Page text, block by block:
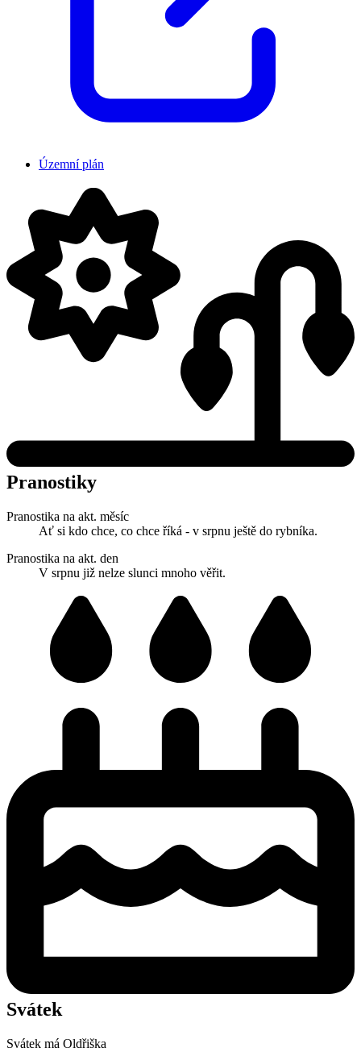
Územní plán
Pranostiky
Pranostika na akt. měsíc
Ať si kdo chce, co chce říká - v srpnu ještě do rybníka.
Pranostika na akt. den
V srpnu již nelze slunci mnoho věřit.
Svátek
Svátek má Oldřiška